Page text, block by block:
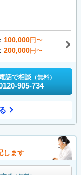
100,000円〜
200,000円〜
話で相談 （無料）
905-734
します